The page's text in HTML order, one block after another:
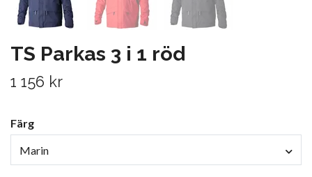
TS Parkas 3 i 1 röd
1 156 kr
Färg
Marin